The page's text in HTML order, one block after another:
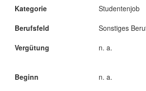
Kategorie
Berufsfeld
Vergütung
Studentenjob
Sonstiges
n. a.
Beginn
n. a.